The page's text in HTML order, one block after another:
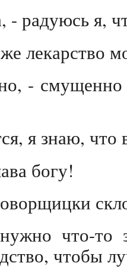
- радуюсь я,
лекарство
- смущенно
я знаю,
богу!
что-то
чтобы